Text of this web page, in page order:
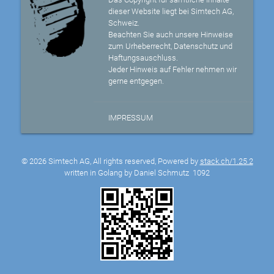
dieser Website liegt bei Simtech AG,
Schweiz.
Beachten Sie auch unsere Hinweise
zum Urheberrecht, Datenschutz und
Haftungsauschluss.
Jeder Hinweis auf Fehler nehmen wir
gerne entgegen.
IMPRESSUM
© 2026 Simtech AG, All rights reserved, Powered by stack.ch/1.25.2
written in Golang by Daniel Schmutz 1092